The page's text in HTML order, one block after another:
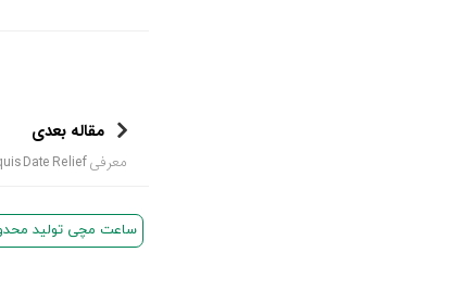
مقاله بعدی
معرفی Oris Aquis Date Relief
ساعت مچی تولید